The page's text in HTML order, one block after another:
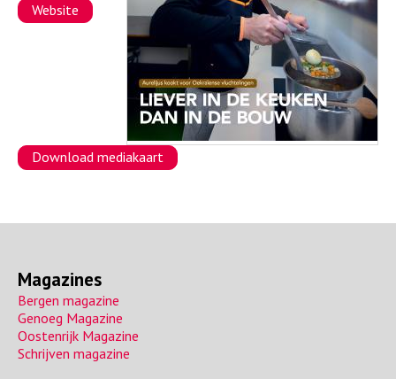
a Website
Download mediakaart
Magazines
Bergen magazine
Genoeg Magazine
Oostenrijk Magazine
Schrijven magazine